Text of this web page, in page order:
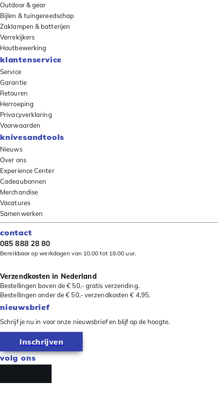
Outdoor & gear
Bijlen & tuingereedschap
Zaklampen & batterijen
Verrekijkers
Houtbewerking
klantenservice
Service
Garantie
Retouren
Herroeping
Privacyverklaring
Voorwaarden
knivesandtools
Nieuws
Over ons
Experience Center
Cadeaubonnen
Merchandise
Vacatures
Samenwerken
contact
085 888 28 80
Bereikbaar op werkdagen van 10.00 tot 18.00 uur.
Verzendkosten in Nederland
Bestellingen boven de € 50,- gratis verzending.
Bestellingen onder de € 50,- verzendkosten € 4,95.
nieuwsbrief
Schrijf je nu in voor onze nieuwsbrief en blijf op de hoogte.
Inschrijven
volg ons